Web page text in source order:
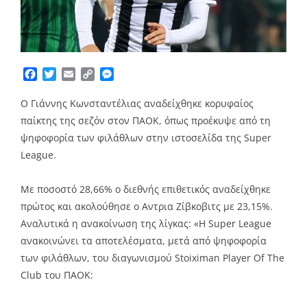
Facebook
TwitterEmailCopy
O Γιάννης Κωνσταντέλιας αναδείχθηκε κορυφαίος
παίκτης της σεζόν στον ΠΑΟΚ, όπως προέκυψε από τη
ψηφοφορία των φιλάθλων στην ιστοσελίδα της Super
League.
Με ποσοστό 28,66% ο διεθνής επιθετικός αναδείχθηκε
πρώτος και ακολούθησε ο Αντρια Ζίβκοβιτς με 23,15%.
Αναλυτικά η ανακοίνωση της λίγκας: «Η Super League
ανακοινώνει τα αποτελέσματα, μετά από ψηφοφορία
των φιλάθλων, του διαγωνισμού Stoiximan Player Of The
Club του ΠΑΟΚ: